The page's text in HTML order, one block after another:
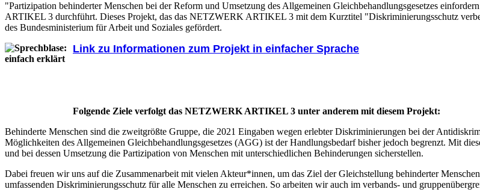
"Partizipation behinderter Menschen bei der Reform und Umsetzung des Allgemeinen Gleichbehandlungsgesetzes
ARTIKEL 3 durchführt. Dieses Projekt, das das NETZWERK ARTIKEL 3 mit dem Kurztitel "Diskriminierungsschutz
des Bundesministerium für Arbeit und Soziales gefördert.
Link zu Informationen zum Projekt in einfacher Sprache
Folgende Ziele verfolgt das NETZWERK ARTIKEL 3 unter anderem mit diesem Projekt:
Behinderte Menschen sind die zweitgrößte Gruppe, die 2021 Eingaben wegen erlebter Diskriminierungen bei der
Möglichkeiten des Allgemeinen Gleichbehandlungsgesetzes (AGG) ist der Handlungsbedarf bisher jedoch begrenzt. Mit
und bei dessen Umsetzung die Partizipation von Menschen mit unterschiedlichen Behinderungen sicherstellen.
Dabei freuen wir uns auf die Zusammenarbeit mit vielen Akteur*innen, um das Ziel der Gleichstellung behinderter
umfassenden Diskriminierungsschutz für alle Menschen zu erreichen. So arbeiten wir auch im verbands- und